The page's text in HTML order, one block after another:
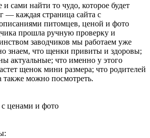
сами найти то чудо, которое будет
— каждая страница сайта с
питомцев, ценой и фото
прошла ручную проверку и
заводчиков мы работаем уже
знаем, что щенки привиты и здоровы;
актуальные; что именно у этого
щенок мини размера; что родителей
также можно посмотреть.
ценами и фото